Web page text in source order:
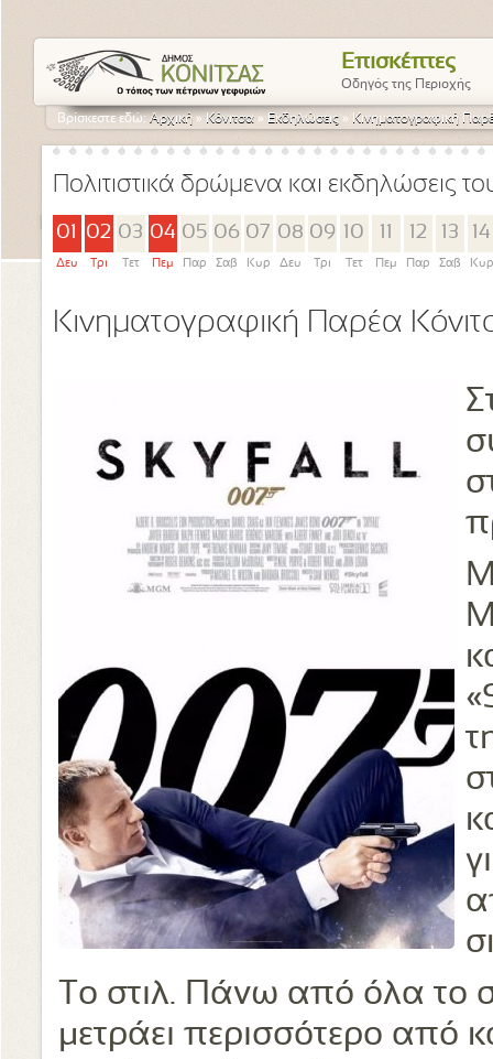
Επισκέπτες
Οδηγός της Περιοχής
Βρίσκεστε εδώ:Αρχική » Κόνιτσα » Εκδηλώσεις » Κινηματογραφική
Πολιτιστικά δρώμενα και εκδηλώσεις
01
Δευ
02
Τρι
03
Τετ
04
Πεμ
05
Παρ
06
Σαβ
07
Κυρ
08
Δευ
09
Τρι
10
Τετ Πεμ
12
Παρ
13
Σαβ
14
Κυρ
Κινηματογραφική Παρέα
Το στιλ. Πάνω από όλα το
μετράει περισσότερο από